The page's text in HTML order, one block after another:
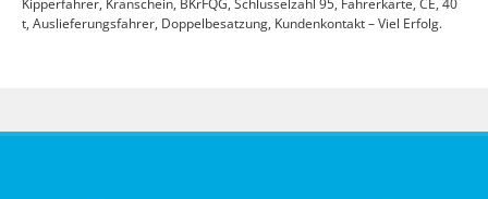
Kipperfahrer, Kranschein, BKrFQG, Schlüsselzahl 95, Fahrerkarte, CE, 40
t, Auslieferungsfahrer, Doppelbesatzung, Kundenkontakt – Viel Erfolg.